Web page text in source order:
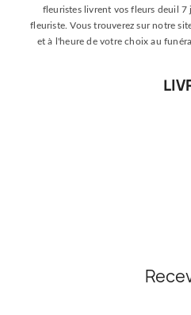
fleuristes livrent vos fleurs deuil 7
fleuriste. Vous trouverez sur notre
et à l'heure de votre choix au